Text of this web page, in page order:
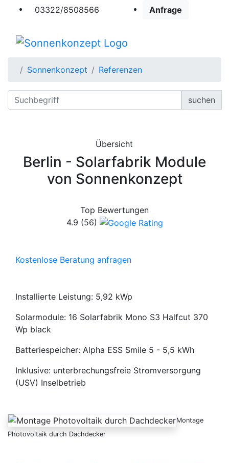
03322/8508566 Anfrage
Sonnenkonzept Referenzen
suchen
Übersicht
Berlin - Solarfabrik Module
von Sonnenkonzept
Top Bewertungen
4.9 (56)
Kostenlose Beratung anfragen
Installierte Leistung: 5,92 kWp
Solarmodule: 16 Solarfabrik Mono S3 Halfcut 370
Wp black
Batteriespeicher: Alpha ESS Smile 5 - 5,5 kWh
Inklusive: unterbrechungsfreie Stromversorgung
(USV) Inselbetrieb
Montage
Photovoltaik durch Dachdecker